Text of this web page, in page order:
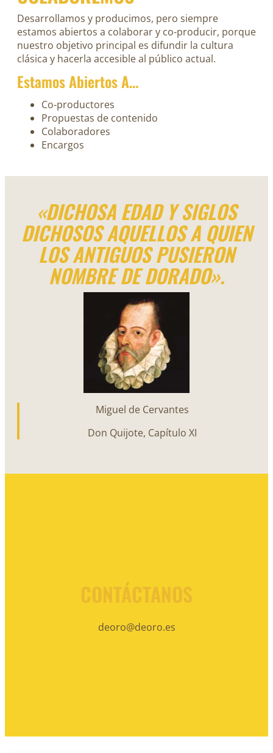
Desarrollamos y producimos, pero siempre
estamos abiertos a colaborar y co-producir, porque
nuestro objetivo principal es difundir la cultura
clásica y hacerla accesible al público actual.
Estamos Abiertos A…
Co-productores
Propuestas de contenido
Colaboradores
Encargos
«DICHOSA EDAD Y SIGLOS
DICHOSOS AQUELLOS A QUIEN
LOS ANTIGUOS PUSIERON
NOMBRE DE DORADO».
Miguel de Cervantes
Don Quijote, Capítulo XI
CONTÁCTANOS
deoro@deoro.es